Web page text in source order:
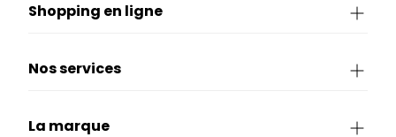
Shopping en ligne
Nos services
La marque